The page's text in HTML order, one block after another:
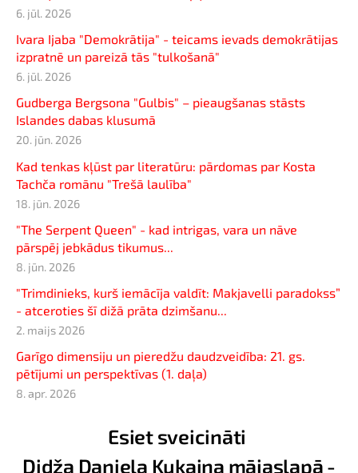
6. jūl. 2026
Ivara Ijaba "Demokrātija" - teicams ievads demokrātijas
izpratnē un pareizā tās "tulkošanā"
6. jūl. 2026
Gudberga Bergsona "Gulbis" – pieaugšanas stāsts
Islandes dabas klusumā
20. jūn. 2026
Kad tenkas kļūst par literatūru: pārdomas par Kosta
Tachča romānu "Trešā laulība"
18. jūn. 2026
"The Serpent Queen" - kad intrigas, vara un nāve
pārspēj jebkādus tikumus...
8. jūn. 2026
"Trimdinieks, kurš iemācīja valdīt: Makjavelli paradokss”
- atceroties šī dižā prāta dzimšanu...
2. maijs 2026
Garīgo dimensiju un pieredžu daudzveidība: 21. gs.
pētījumi un perspektīvas (1. daļa)
8. apr. 2026
Esiet sveicināti
Didža Daniela Kukaiņa mājaslapā -